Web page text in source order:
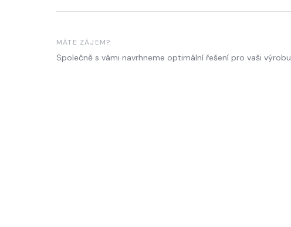
MÁTE ZÁJEM?
Společně s vámi navrhneme optimální řešení pro vaši výrobu.